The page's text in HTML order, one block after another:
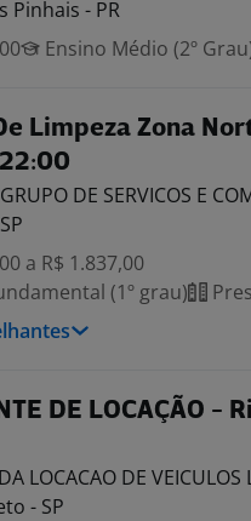
Pinhais - PR
Ensino Médio (2º
Limpeza Zona
DE SERVICOS E
a R$ 1.837,00
(1º grau)
DE LOCAÇÃO -
LOCACAO DE VEICULOS
- SP